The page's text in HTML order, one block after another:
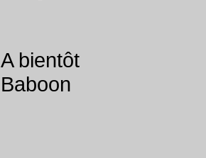
A bientôt
Baboon